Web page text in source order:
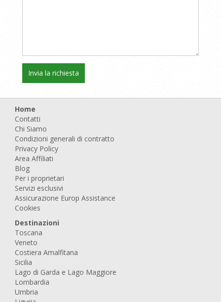
Home
Contatti
Chi Siamo
Condizioni generali di contratto
Privacy Policy
Area Affiliati
Blog
Per i proprietari
Servizi esclusivi
Assicurazione Europ Assistance
Cookies
Destinazioni
Toscana
Veneto
Costiera Amalfitana
Sicilia
Lago di Garda e Lago Maggiore
Lombardia
Umbria